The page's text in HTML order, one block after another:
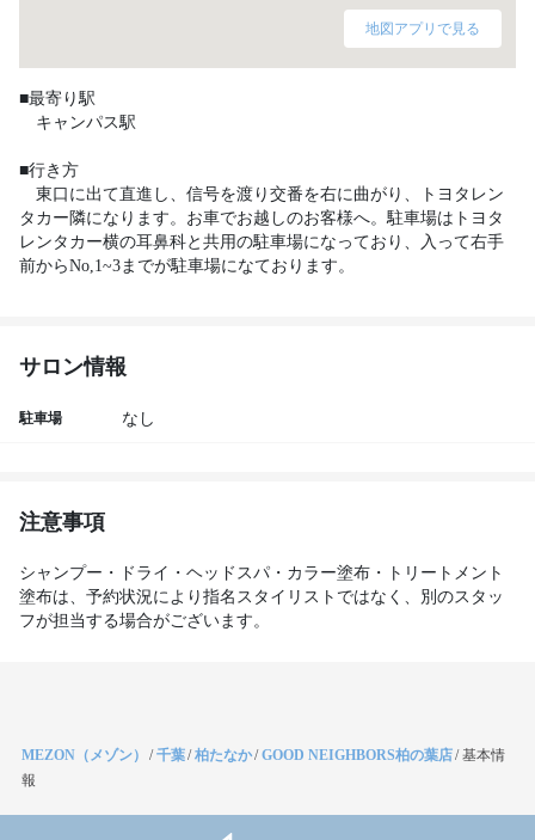
地図アプリで見る
■最寄り駅
キャンパス駅
■行き方
東口に出て直進し、信号を渡り交番を右に曲がり、トヨタレン
タカー隣になります。お車でお越しのお客様へ。駐車場はトヨタ
レンタカー横の耳鼻科と共用の駐車場になっており、入って右手
前からNo,1~3までが駐車場になております。
サロン情報
駐車場 なし
注意事項
シャンプー・ドライ・ヘッドスパ・カラー塗布・トリートメント
塗布は、予約状況により指名スタイリストではなく、別のスタッ
フが担当する場合がございます。
MEZON（メゾン） /千葉/柏たなか/GOOD NEIGHBORS柏の葉店/基本情
報